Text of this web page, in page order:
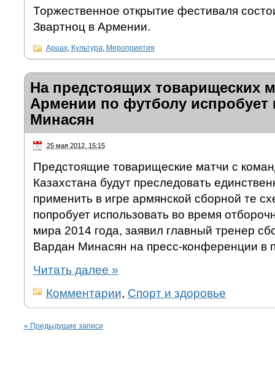
Торжественное открытие фестиваля
Звартноц в Армении.
Арцах, Культура, Мероприятия
На предстоящих товарищеских
Армении по футболу
Минасян
25 мая 2012, 15:15
Предстоящие товарищеские матчи с
Казахстана будут преследовать
применить в игре армянской сборной те
попробует использовать во время
мира 2014 года, заявил главный тренер
Вардан Минасян на пресс-конференции в
Читать далее »
Комментарии, Спорт и здоровье
« Предыдущие записи